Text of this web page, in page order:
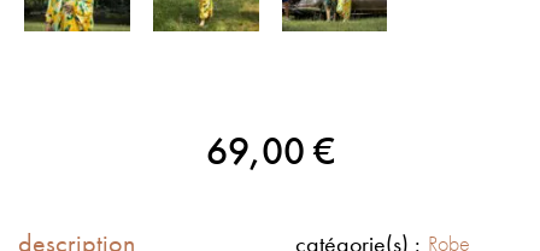
69,00€
description catégorie(s) : Robe